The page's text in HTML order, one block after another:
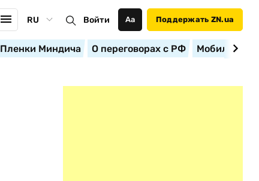
RU Войти Аа Поддержать ZN.ua
Пленки Миндича О переговорах с РФ